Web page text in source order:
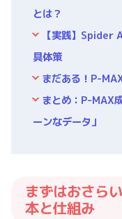
とは？
【実践】Spider
具体策
まだある！P-
まとめ：P-MAX
ーンなデータ」
まずはおさら
本と仕組み